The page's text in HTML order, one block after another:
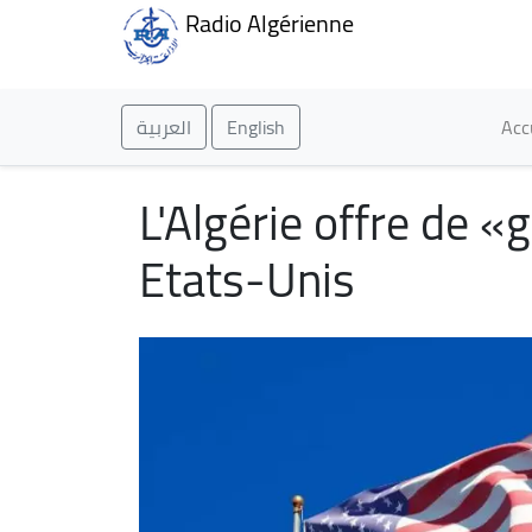
Radio Algérienne
العربية English
L'Algérie offre de
Etats-Unis